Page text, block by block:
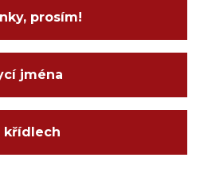
prosím!
jména
křídlech